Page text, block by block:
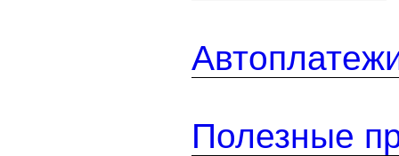
Полезные